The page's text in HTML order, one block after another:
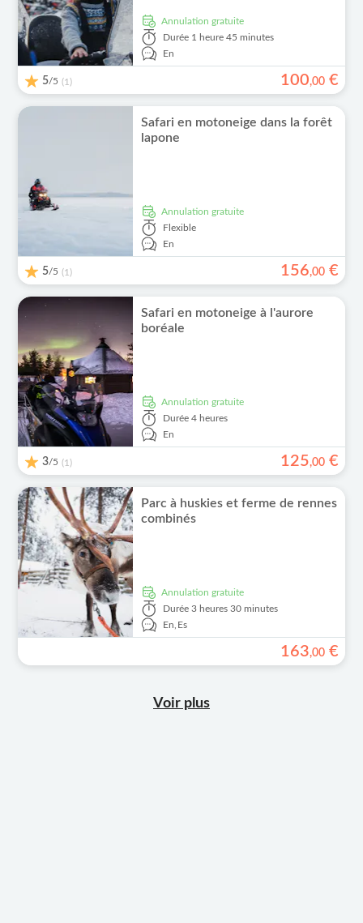
Annulation gratuite
Durée 1 heure 45 minutes
En
5/5 (1) 100,00 €
Safari en motoneige dans la forêt
lapone
Annulation gratuite
Flexible
En
5/5 (1) 156,00 €
Safari en motoneige à l'aurore
boréale
Annulation gratuite
Durée 4 heures
En
3/5 (1) 125,00 €
Parc à huskies et ferme de rennes
combinés
Annulation gratuite
Durée 3 heures 30 minutes
En,Es
163,00 €
Voir plus